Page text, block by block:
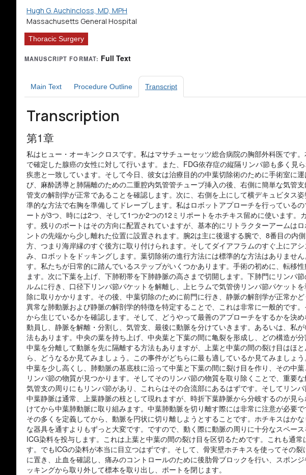
Hugh G. Auchincloss, MD, MPH
Massachusetts General Hospital
Thoracic Surgery
MANUSCRIPT FORMAT: Full Text
Main Text Procedure Outline Transcript
Transcription
第1章
私はヒュー・オーキンクロスです。私はマサチューセッツ総合病院の胸部外科医です
で確定した腺癌の女性に対して行います。また、FDG依存症の縦隔リンパ節も多く見
疾患と一致しています。そして今日、彼女は治療目的の中葉切除術のために手術室に
び、麻酔誘導と肺隔離のための二重腔内気管管チューブ挿入の後、右側に簡単な気管
管支の解剖学が正常であることを確認します。次に、右側を上にして横デキュビタス
準的な方法で右胸を準備してドレープします。私はロボットアプローチを行っている
ートが3つ、時には2つ、そして1つか2つの12ミリポートをホチキス留めに使います。
す。残りのポートはその方向に配置されていますが、基本的にリトラクターアームは
ントの先端から少し離れた位置に設置されます。腕2は主に後退する腕で、8番目の内
方、つまり海岸縁のすぐ後方に取り付けられます。そしてダイアフラムのすぐ上にア
み、ロボットをドッキングします。葉切除術の進行方法には標準的な方法はありませ
す。私たちが日常的に踏んでいるステップがいくつかあります。手術の初めに、転移
ます。次に下葉を上げ、下肺靭帯を下肺静脈の高さまで切開します。下肺門にリンパ
ルムに行き、口径下リンパ節パケットを解離し、上ヒラムで気管傍リンパ節パケット
除に取りかかります。その後、中葉切除のために前門に行き、静脈の解剖学が正常か
異常な肺動脈および静脈の解剖学的特徴を特定することで、これは非常に一般的です
から生じているかを確認します。そして、どうやって最善のアプローチをするかを決
動員し、静脈を解離・分割し、気管支、最後に動脈を分けていきます。あるいは、私
法もあります。中央の葉を持ち上げ、中央葉と下葉の間に亀裂を形成し、どの構造が
中葉を分離して動脈を先に隔離する方法もありますが、上葉と中葉の間の裂け目はほ
ら、どうなるか見てみましょう。この事件がどちらに最も適しているか見てみましょ
中葉を少し高くし、肺動脈の基底枝に沿って中葉と下葉の間に裂け目を作り、その中
リンパ節の物質が見つかります。そしてそのリンパ節の物質を取り除くことで、重要
気管支の周りにもリンパ節があり、これらはその合流部にあるはずです。そしてリン
中葉静脈は通常、上葉静脈の枝として現れますが、時折下葉静脈から分岐するのが見
けてから中葉肺動脈に取り組みます。中葉肺動脈を切り離す際には非常に注意が必要
その多くを定義してから、動脈を円状に切り離しようとすることです。ホチキスはか
な器具を通すよりもずっと大変です。ですので、動く際に動脈の周りに十分なスペー
ICG染料を投与します。これは上葉と中葉の間の裂け目を区切るためです。これも通
す。でもICGの染料が本当に目立つはずです。そして、骨実壁ホチキスを使ってその
に置き、止血を確認し、痛みのコントロールのために後肋骨ブロックを行い、スポン
ッキングから取り外して標本を取り出し、ポートを閉じます。